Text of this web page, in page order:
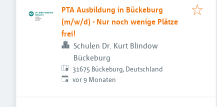
PTA Ausbildung in Bückeburg
(m/w/d) - Nur noch wenige Plätze
frei!
Schulen Dr. Kurt Blindow
Bückeburg
31675 Bückeburg, Deutschland
Veröffentlicht:
vor 9 Monaten